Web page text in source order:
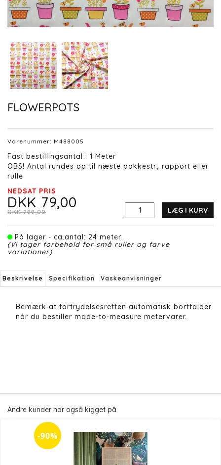
FLOWERPOTS
Varenummer: M488005
Fast bestillingsantal : 1 Meter
OBS! Antal rundes op til næste pakkestr., rapport eller
rulle
NEDSAT PRIS
DKK 79,00
DKK 299,00 LÆG I KURV
På lager - ca.antal: 24 meter.
(Vi tager forbehold for små ruller og farve
variationer)
Beskrivelse Specifikation Vaskeanvisninger
Bemærk at fortrydelsesretten automatisk bortfalder
når du bestiller made-to-measure metervarer.
Andre kunder har også kigget på
-90%